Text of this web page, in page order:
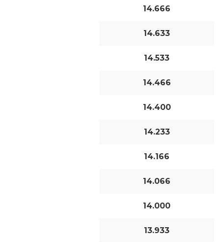
14.666
14.633
14.533
14.466
14.400
14.233
14.166
14.066
14.000
13.933